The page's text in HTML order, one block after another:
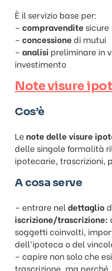
È il servizio base per:
– compravendite sicure
– concessione di mutui
– analisi preliminare in
investimento
Note visure
Cos’è
Le note delle visure
delle singole formalità
ipotecarie, trascrizioni,
A cosa serve
– entrare neldettaglio
iscrizione/trascrizione:
soggetti coinvolti,
dell’ipoteca o del
– capire non solo che
trascrizione, ma